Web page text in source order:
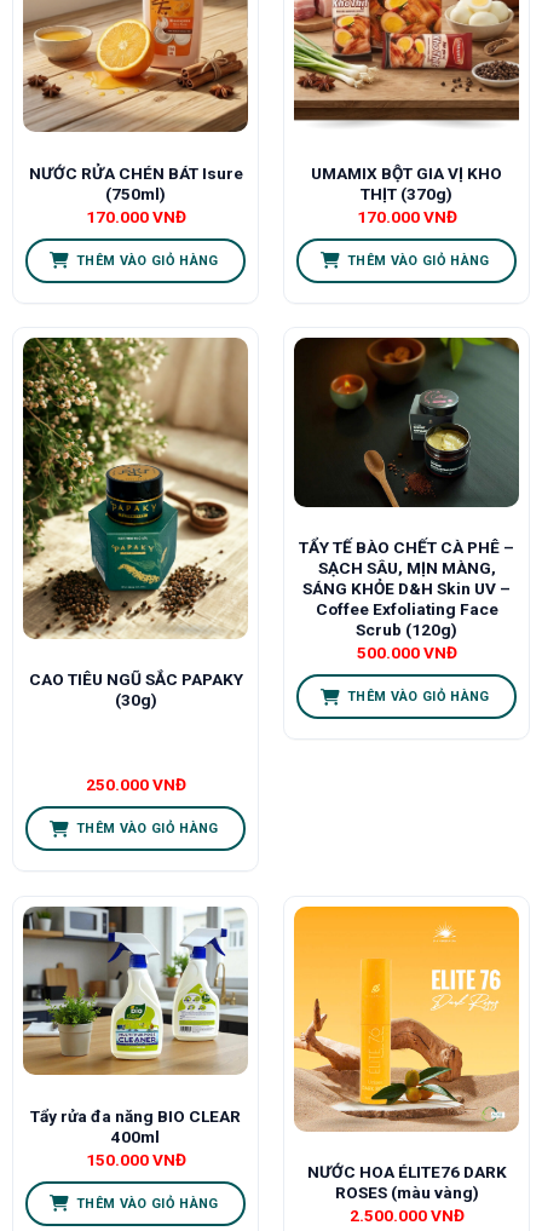
NƯỚC RỬA CHÉN BÁT Isure
(750ml)
170.000VNĐ
THÊM VÀO GIỎ HÀNG
UMAMIX BỘT GIA VỊ KHO
THỊT (370g)
170.000VNĐ
THÊM VÀO GIỎ HÀNG
CAO TIÊU NGŨ SẮC PAPAKY
(30g)
250.000VNĐ
THÊM VÀO GIỎ HÀNG
TẨY TẾ BÀO CHẾT CÀ PHÊ –
SẠCH SÂU, MỊN MÀNG,
SÁNG KHỎE D&H Skin UV –
Coffee Exfoliating Face
Scrub (120g)
500.000VNĐ
THÊM VÀO GIỎ HÀNG
Tẩy rửa đa năng BIO CLEAR
400ml
150.000VNĐ
THÊM VÀO GIỎ HÀNG
NƯỚC HOA ÉLITE76 DARK
ROSES (màu vàng)
2.500.000VNĐ